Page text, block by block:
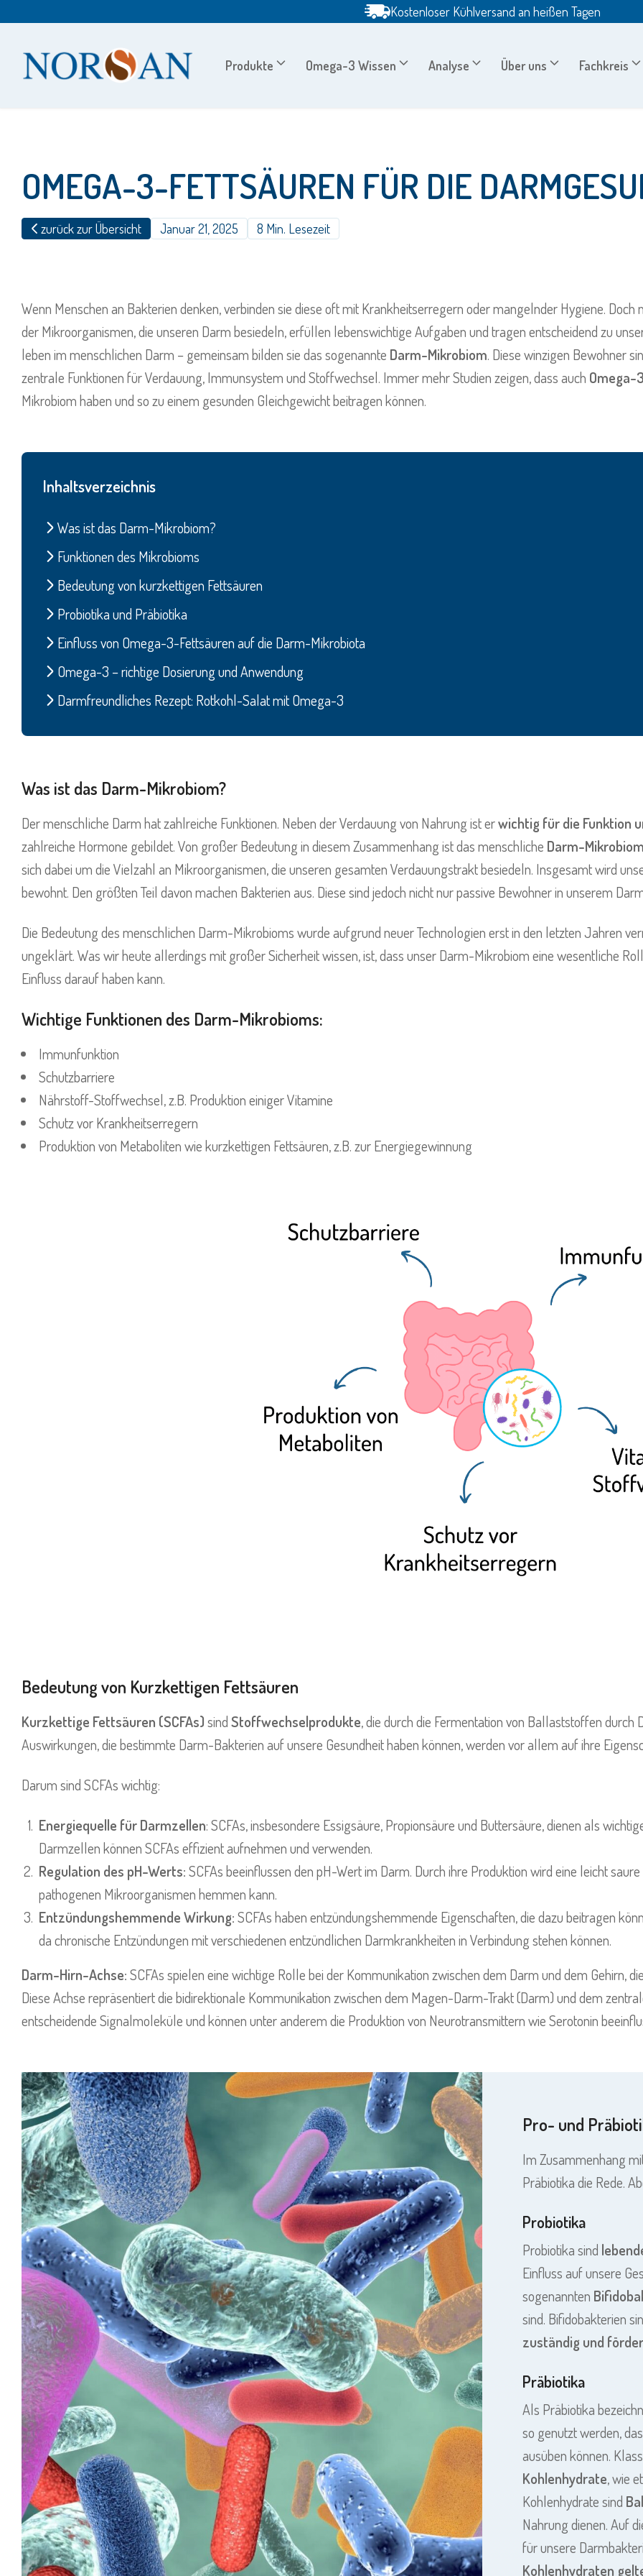
springen
Kostenloser Kühlversand an heißen Tagen
Produkte Omega-3 Wissen Analyse Über uns Fachkreis
OMEGA-3-FETTSÄUREN FÜR DIE
zurück zur Übersicht Januar 21, 2025 8 Min. Lesezeit
Wenn Menschen an Bakterien denken, verbinden sie diese oft mit Krankheitserregern oder mangelnder Hygiene.
der Mikroorganismen, die unseren Darm besiedeln, erfüllen lebenswichtige Aufgaben und tragen entscheidend zu
leben im menschlichen Darm – gemeinsam bilden sie das sogenannte Darm-Mikrobiom. Diese winzigen Bewohner
zentrale Funktionen für Verdauung, Immunsystem und Stoffwechsel. Immer mehr Studien zeigen, dass auch Omega-
Mikrobiom haben und so zu einem gesunden Gleichgewicht beitragen können.
Inhaltsverzeichnis
Was ist das Darm-Mikrobiom?
Funktionen des Mikrobioms
Bedeutung von kurzkettigen Fettsäuren
Probiotika und Präbiotika
Einfluss von Omega-3-Fettsäuren auf die Darm-Mikrobiota
Omega-3 – richtige Dosierung und Anwendung
Darmfreundliches Rezept: Rotkohl-Salat mit Omega-3
Was ist das Darm-Mikrobiom?
Der menschliche Darm hat zahlreiche Funktionen. Neben der Verdauung von Nahrung ist erwichtig für die Funktion
zahlreiche Hormone gebildet. Von großer Bedeutung in diesem Zusammenhang ist das menschliche Darm-
sich dabei um die Vielzahl an Mikroorganismen, die unseren gesamten Verdauungstrakt besiedeln. Insgesamt wird
bewohnt. Den größten Teil davon machen Bakterien aus. Diese sind jedoch nicht nur passive Bewohner in unserem
Die Bedeutung des menschlichen Darm-Mikrobioms wurde aufgrund neuer Technologien erst in den letzten Jahren
ungeklärt. Was wir heute allerdings mit großer Sicherheit wissen, ist, dass unser Darm-Mikrobiom eine wesentliche
Einfluss darauf haben kann.
Wichtige Funktionen des Darm-Mikrobioms:
Immunfunktion
Schutzbarriere
Nährstoff-Stoffwechsel, z.B. Produktion einiger Vitamine
Schutz vor Krankheitserregern
Produktion von Metaboliten wie kurzkettigen Fettsäuren, z.B. zur Energiegewinnung
Bedeutung von Kurzkettigen Fettsäuren
Kurzkettige Fettsäuren (SCFAs)sindStoffwechselprodukte, die durch die Fermentation von Ballaststoffen
Auswirkungen, die bestimmte Darm-Bakterien auf unsere Gesundheit haben können, werden vor allem auf ihre
Darum sind SCFAs wichtig:
Energiequelle für Darmzellen: SCFAs, insbesondere Essigsäure, Propionsäure und Buttersäure, dienen als
Darmzellen können SCFAs effizient aufnehmen und verwenden.
Regulation des pH-Werts:SCFAs beeinflussen den pH-Wert im Darm. Durch ihre Produktion wird eine leicht
pathogenen Mikroorganismen hemmen kann.
Entzündungshemmende Wirkung:SCFAs haben entzündungshemmende Eigenschaften, die dazu beitragen
da chronische Entzündungen mit verschiedenen entzündlichen Darmkrankheiten in Verbindung stehen können.
Darm-Hirn-Achse:SCFAs spielen eine wichtige Rolle bei der Kommunikation zwischen dem Darm und dem Gehirn,
Diese Achse repräsentiert die bidirektionale Kommunikation zwischen dem Magen-Darm-Trakt (Darm) und dem
entscheidende Signalmoleküle und können unter anderem die Produktion von Neurotransmittern wie Serotonin
Pro- und
Im Zusammenhang
Präbiotika die Rede.
Probiotika
Probiotika sind
Einfluss auf unsere
sogenannten
sind. Bifidobakterien
zuständig und
Präbiotika
Als Präbiotika
so genutzt werden,
ausüben können.
Kohlenhydrate, wie
Kohlenhydrate sind
Nahrung dienen. Auf
für unsere
Kohlenhydraten